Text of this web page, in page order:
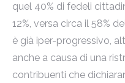
quel 40% di fedeli
12%, versa circa il 58%
è già iper-progressivo,
anche a causa di una
contribuenti che